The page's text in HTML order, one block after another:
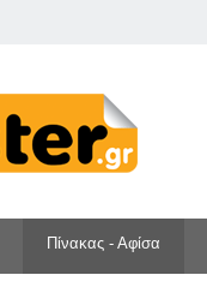
Πίνακας - Αφίσα